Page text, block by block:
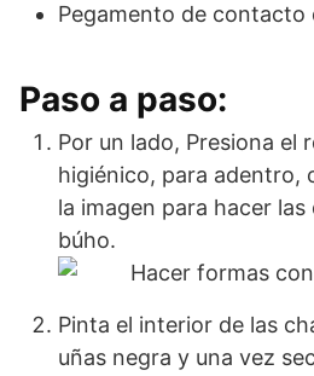
Pegamento de contacto
Paso a paso:
Por un lado, Presiona el
higiénico, para adentro,
la imagen para hacer
búho.
Pinta el interior de las
uñas negra y una vez